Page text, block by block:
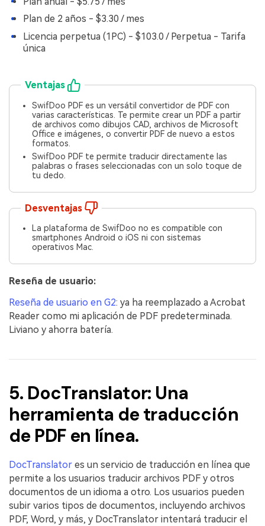
Plan de 2 años - $3.30 / mes
Licencia perpetua (1PC) - $103.0 / Perpetua - Tarifa
única
Ventajas
SwifDoo PDF es un versátil convertidor de PDF con
varias características. Te permite crear un PDF a partir
de archivos como dibujos CAD, archivos de Microsoft
Office e imágenes, o convertir PDF de nuevo a estos
formatos.
SwifDoo PDF te permite traducir directamente las
palabras o frases seleccionadas con un solo toque de
tu dedo.
Desventajas
La plataforma de SwifDoo no es compatible con
smartphones Android o iOS ni con sistemas
operativos Mac.
Reseña de usuario:
Reseña de usuario en G2: ya ha reemplazado a Acrobat
Reader como mi aplicación de PDF predeterminada.
Liviano y ahorra batería.
5. DocTranslator: Una
herramienta de traducción
de PDF en línea.
DocTranslator es un servicio de traducción en línea que
permite a los usuarios traducir archivos PDF y otros
documentos de un idioma a otro. Los usuarios pueden
subir varios tipos de documentos, incluyendo archivos
PDF, Word, y más, y DocTranslator intentará traducir el